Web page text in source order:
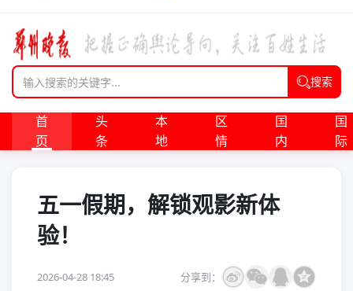
搜索
首
页
头
条
本
地
区
情
国
内
国
际
五一假期，解锁观影新体
验！
2026-04-28 18:45 分享到：